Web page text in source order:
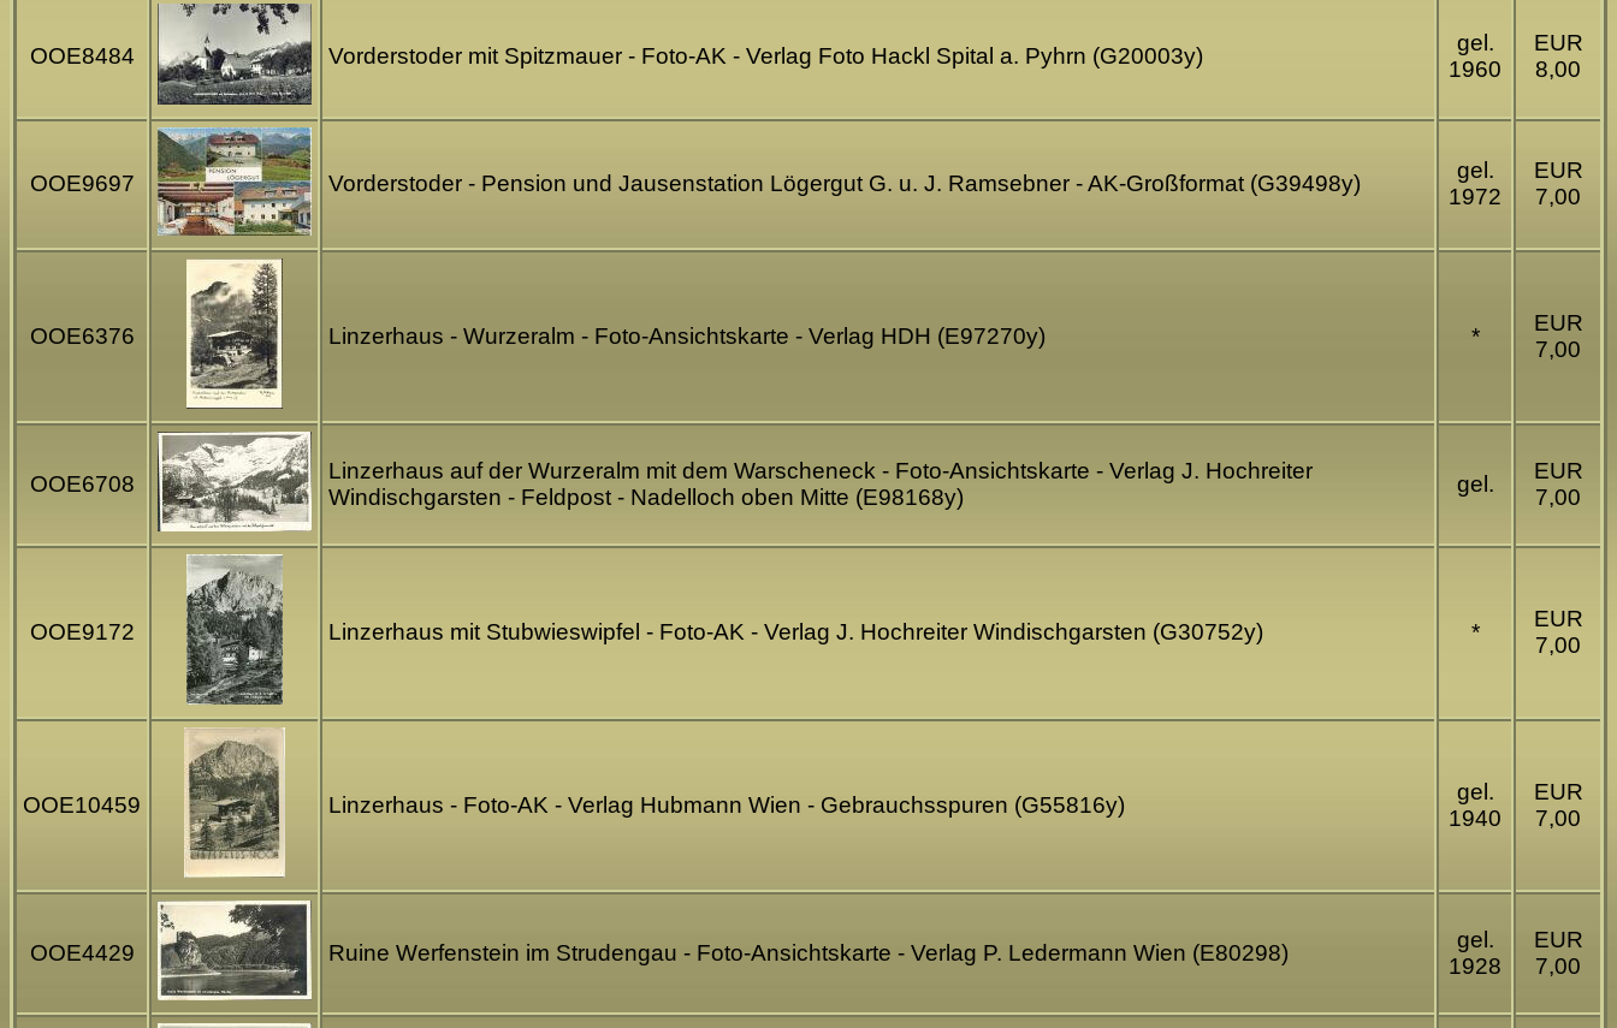
OOE8484 Vorderstoder mit Spitzmauer - Foto-AK - Verlag Foto Hackl Spital a. Pyhrn (G20003y)
gel.
1960
EUR
8,00
OOE9697 Vorderstoder - Pension und Jausenstation Lögergut G. u. J. Ramsebner - AK-Großformat (G39498y)
gel.
1972
EUR
7,00
OOE6376 Linzerhaus - Wurzeralm - Foto-Ansichtskarte - Verlag HDH (E97270y) *
EUR
7,00
OOE6708
Linzerhaus auf der Wurzeralm mit dem Warscheneck - Foto-Ansichtskarte - Verlag J. Hochreiter
Windischgarsten - Feldpost - Nadelloch oben Mitte (E98168y)
gel.
EUR
7,00
OOE9172 Linzerhaus mit Stubwieswipfel - Foto-AK - Verlag J. Hochreiter Windischgarsten (G30752y) *
EUR
7,00
OOE10459 Linzerhaus - Foto-AK - Verlag Hubmann Wien - Gebrauchsspuren (G55816y)
gel.
1940
EUR
7,00
OOE4429 Ruine Werfenstein im Strudengau - Foto-Ansichtskarte - Verlag P. Ledermann Wien (E80298)
gel.
1928
EUR
7,00